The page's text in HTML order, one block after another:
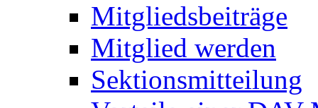
Mitgliedsbeiträge
Mitglied werden
Sektionsmitteilung